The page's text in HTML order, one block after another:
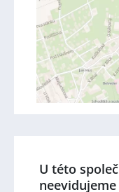
U této